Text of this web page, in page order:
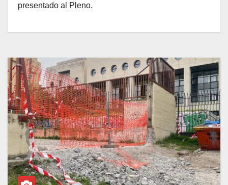
presentado al Pleno.